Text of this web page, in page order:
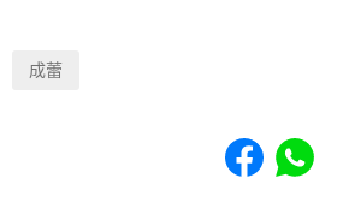
成蕾
Share toShare